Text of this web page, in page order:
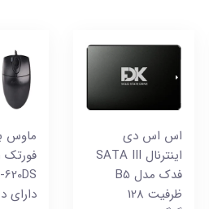
اس اس دی
اینترنال SATA III
فدک مدل B5
ظرفیت 128
ماوس
دارای